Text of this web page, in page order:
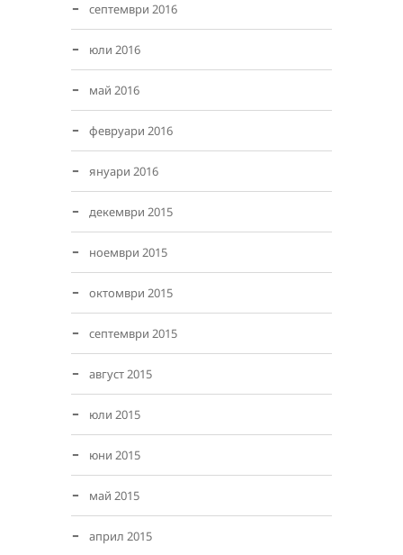
септември 2016
юли 2016
май 2016
февруари 2016
януари 2016
декември 2015
ноември 2015
октомври 2015
септември 2015
август 2015
юли 2015
юни 2015
май 2015
април 2015